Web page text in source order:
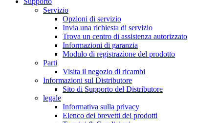
Servizio
Opzioni di servizio
Invia una richiesta di servizio
Trova un centro di assistenza autorizzato
Informazioni di garanzia
Modulo di registrazione del prodotto
Parti
Visita il negozio di ricambi
Informazioni sul Distributore
Sito di Supporto del Distributore
legale
Informativa sulla privacy
Elenco dei brevetti dei prodotti